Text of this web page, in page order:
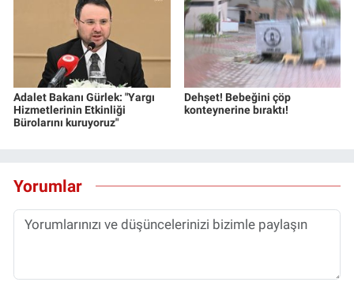
Adalet Bakanı Gürlek: "Yargı
Hizmetlerinin Etkinliği
Bürolarını kuruyoruz"
Dehşet! Bebeğini çöp
konteynerine bıraktı!
Yorumlar